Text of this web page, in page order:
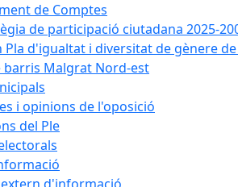
de Comptes
de participació ciutadana 2025-
Pla d'igualtat i diversitat de gènere
barris Malgrat Nord-est
i opinions de l'oposició
del Ple